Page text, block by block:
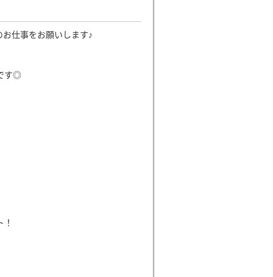
仕事をお願いします♪
す◎